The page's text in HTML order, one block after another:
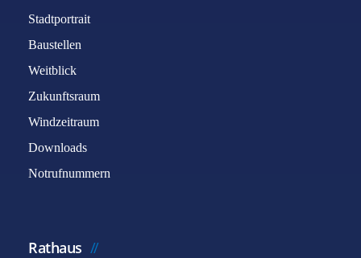
Stadtportrait
Baustellen
Weitblick
Zukunftsraum
Windzeitraum
Downloads
Notrufnummern
Rathaus